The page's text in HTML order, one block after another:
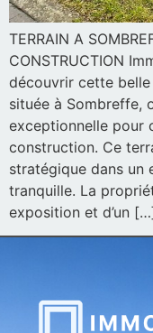
TERRAIN A
CONSTRUCTION
découvrir cette
située à Sombreffe,
exceptionnelle pour
construction. Ce
stratégique dans un
tranquille. La
exposition et d’un